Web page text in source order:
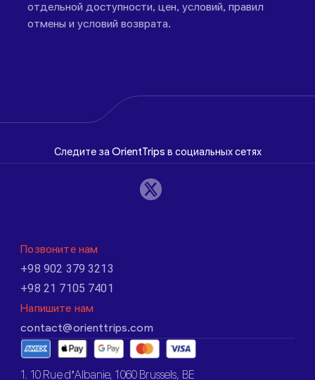
отдельной доступности, цен, условий, правил
отмены и условий возврата.
Следите за OrientTrips в социальных сетях
Позвоните нам
+98 902 379 3213
+98 21 7105 7401
Напишите нам
contact@orienttrips.com
1. 10 Rue d’Albanie, 1060 Brussels, BE